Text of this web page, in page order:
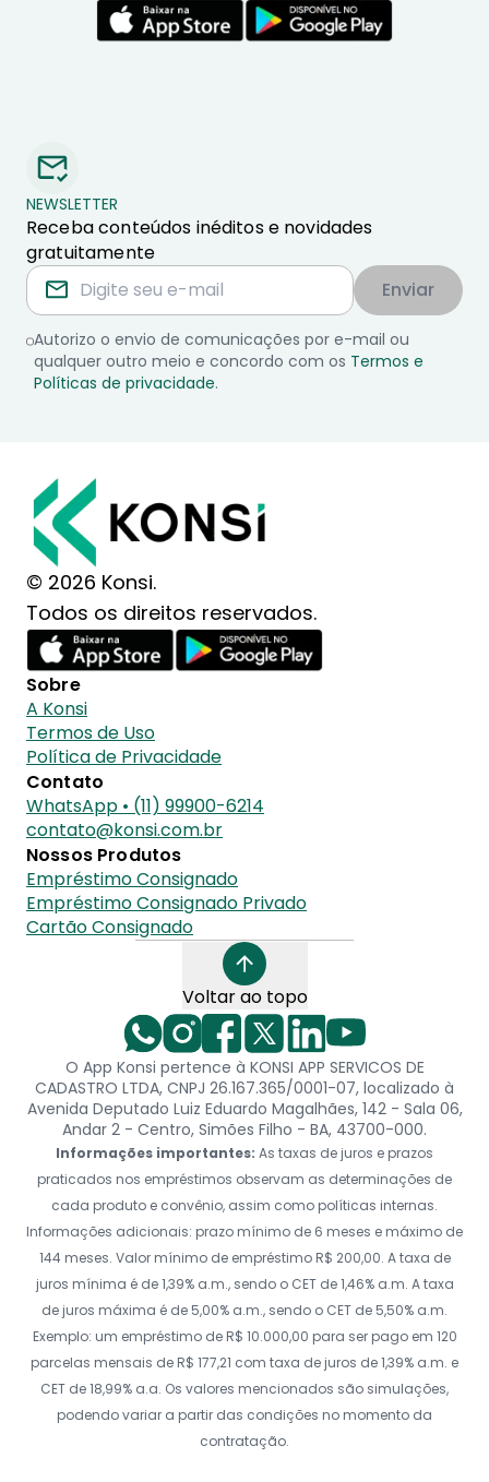
NEWSLETTER
Receba conteúdos inéditos e novidades
gratuitamente
Enviar
Autorizo o envio de comunicações por e-mail ou
qualquer outro meio e concordo com os Termos e
Políticas de privacidade.
© 2026 Konsi.
Todos os direitos reservados.
Sobre
A Konsi
Termos de Uso
Política de Privacidade
Contato
WhatsApp • (11) 99900-6214
contato@konsi.com.br
Nossos Produtos
Empréstimo Consignado
Empréstimo Consignado Privado
Cartão Consignado
Voltar ao topo
O App Konsi pertence à KONSI APP SERVICOS DE
CADASTRO LTDA, CNPJ 26.167.365/0001-07, localizado à
Avenida Deputado Luiz Eduardo Magalhães, 142 - Sala 06,
Andar 2 - Centro, Simões Filho - BA, 43700-000.
Informações importantes: As taxas de juros e prazos
praticados nos empréstimos observam as determinações de
cada produto e convênio, assim como políticas internas.
Informações adicionais: prazo mínimo de 6 meses e máximo de
144 meses. Valor mínimo de empréstimo R$ 200,00. A taxa de
juros mínima é de 1,39% a.m., sendo o CET de 1,46% a.m. A taxa
de juros máxima é de 5,00% a.m., sendo o CET de 5,50% a.m.
Exemplo: um empréstimo de R$ 10.000,00 para ser pago em 120
parcelas mensais de R$ 177,21 com taxa de juros de 1,39% a.m. e
CET de 18,99% a.a. Os valores mencionados são simulações,
podendo variar a partir das condições no momento da
contratação.